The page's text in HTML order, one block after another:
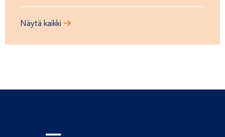
Näytä kaikki